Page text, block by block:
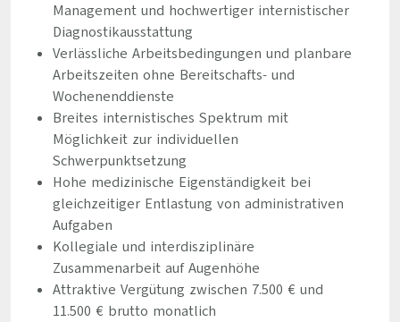
Management und hochwertiger internistischer
Diagnostikausstattung
Verlässliche Arbeitsbedingungen und planbare
Arbeitszeiten ohne Bereitschafts- und
Wochenenddienste
Breites internistisches Spektrum mit
Möglichkeit zur individuellen
Schwerpunktsetzung
Hohe medizinische Eigenständigkeit bei
gleichzeitiger Entlastung von administrativen
Aufgaben
Kollegiale und interdisziplinäre
Zusammenarbeit auf Augenhöhe
Attraktive Vergütung zwischen 7.500 € und
11.500 € brutto monatlich